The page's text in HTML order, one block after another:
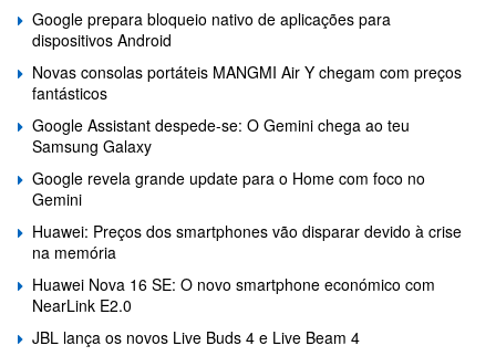
Google prepara bloqueio nativo de aplicações para
dispositivos Android
Novas consolas portáteis MANGMI Air Y chegam com preços
fantásticos
Google Assistant despede-se: O Gemini chega ao teu
Samsung Galaxy
Google revela grande update para o Home com foco no
Gemini
Huawei: Preços dos smartphones vão disparar devido à crise
na memória
Huawei Nova 16 SE: O novo smartphone económico com
NearLink E2.0
JBL lança os novos Live Buds 4 e Live Beam 4